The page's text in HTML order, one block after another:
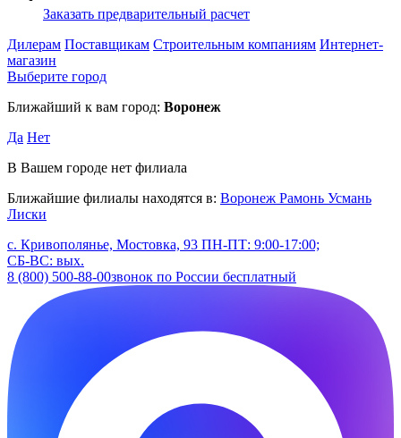
Заказать предварительный расчет
Дилерам Поставщикам Строительным компаниям Интернет-
магазин
Выберите город
Ближайший к вам город: Воронеж
Да Нет
В Вашем городе нет филиала
Ближайшие филиалы находятся в: Воронеж Рамонь Усмань
Лиски
с. Кривополянье, Мостовка, 93 ПН-ПТ: 9:00-17:00;
СБ-ВС: вых.
8 (800) 500-88-00звонок по России бесплатный